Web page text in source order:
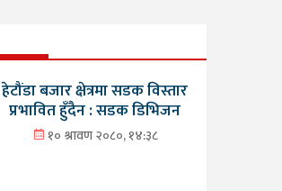
हेटौंडा बजार क्षेत्रमा सडक विस्तार
प्रभावित हुँदैन : सडक डिभिजन
१० श्रावण २०८०, १४:३८